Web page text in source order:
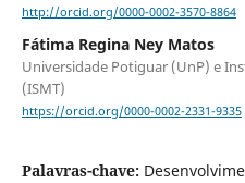
http://orcid.org/0000-0002-3570-8864
Fátima Regina Ney Matos
Universidade Potiguar (UnP) e
(ISMT)
https://orcid.org/0000-0002-2331-9335
Palavras-chave: